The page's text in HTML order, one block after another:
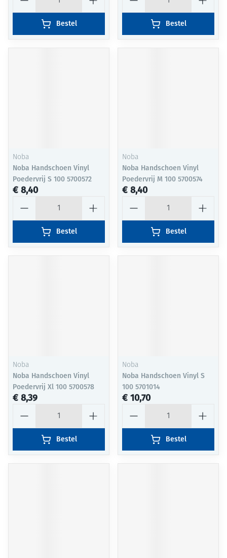
Bestel Bestel
Noba
Noba Handschoen Vinyl
Poedervrij S 100 5700572
€ 8,40
Bestel
Noba
Noba Handschoen Vinyl
Poedervrij M 100 5700574
€ 8,40
Bestel
Noba
Noba Handschoen Vinyl
Poedervrij Xl 100 5700578
€ 8,39
Bestel
Noba
Noba Handschoen Vinyl S
100 5701014
€ 10,70
Bestel